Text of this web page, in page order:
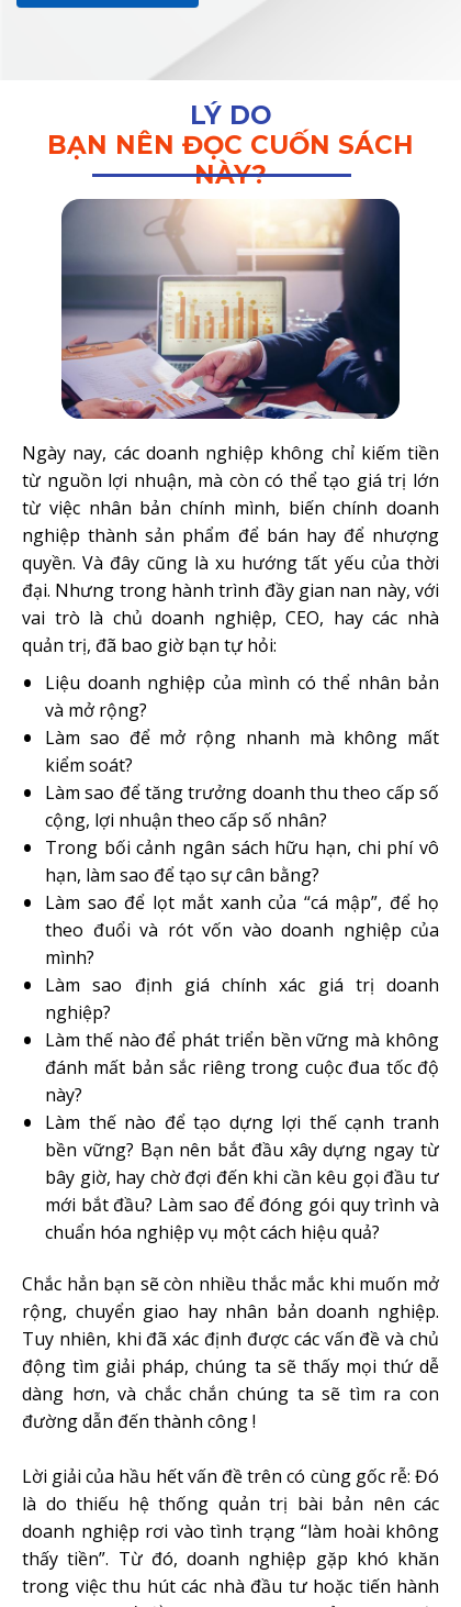
LÝ DO
BẠN NÊN ĐỌC CUỐN SÁCH
NÀY?
Ngày nay, các doanh nghiệp không chỉ kiếm tiền
từ nguồn lợi nhuận, mà còn có thể tạo giá trị lớn
từ việc nhân bản chính mình, biến chính doanh
nghiệp thành sản phẩm để bán hay để nhượng
quyền. Và đây cũng là xu hướng tất yếu của thời
đại. Nhưng trong hành trình đầy gian nan này, với
vai trò là chủ doanh nghiệp, CEO, hay các nhà
quản trị, đã bao giờ bạn tự hỏi:
Liệu doanh nghiệp của mình có thể nhân bản
và mở rộng?
Làm sao để mở rộng nhanh mà không mất
kiểm soát?
Làm sao để tăng trưởng doanh thu theo cấp số
cộng, lợi nhuận theo cấp số nhân?
Trong bối cảnh ngân sách hữu hạn, chi phí vô
hạn, làm sao để tạo sự cân bằng?
Làm sao để lọt mắt xanh của “cá mập”, để họ
theo đuổi và rót vốn vào doanh nghiệp của
mình?
Làm sao định giá chính xác giá trị doanh
nghiệp?
Làm thế nào để phát triển bền vững mà không
đánh mất bản sắc riêng trong cuộc đua tốc độ
này?
Làm thế nào để tạo dựng lợi thế cạnh tranh
bền vững? Bạn nên bắt đầu xây dựng ngay từ
bây giờ, hay chờ đợi đến khi cần kêu gọi đầu tư
mới bắt đầu? Làm sao để đóng gói quy trình và
chuẩn hóa nghiệp vụ một cách hiệu quả?
Chắc hẳn bạn sẽ còn nhiều thắc mắc khi muốn mở
rộng, chuyển giao hay nhân bản doanh nghiệp.
Tuy nhiên, khi đã xác định được các vấn đề và chủ
động tìm giải pháp, chúng ta sẽ thấy mọi thứ dễ
dàng hơn, và chắc chắn chúng ta sẽ tìm ra con
đường dẫn đến thành công !
Lời giải của hầu hết vấn đề trên có cùng gốc rễ: Đó
là do thiếu hệ thống quản trị bài bản nên các
doanh nghiệp rơi vào tình trạng “làm hoài không
thấy tiền”. Từ đó, doanh nghiệp gặp khó khăn
trong việc thu hút các nhà đầu tư hoặc tiến hành